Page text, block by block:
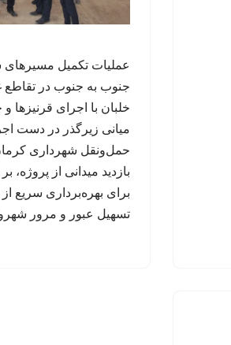
عملیات تکمیل
جنوب به جنوب در
خلبان با اجرای قرنیزها
میانی زیرگذر در دست
حمل‌ونقل شهرداری
بازدید میدانی از
برای بهره‌برداری سریع
تسهیل عبور و مرور